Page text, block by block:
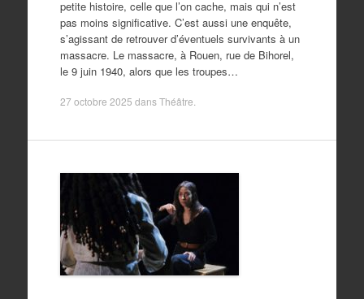
petite histoire, celle que l’on cache, mais qui n’est
pas moins significative. C’est aussi une enquête,
s’agissant de retrouver d’éventuels survivants à un
massacre. Le massacre, à Rouen, rue de Bihorel,
le 9 juin 1940, alors que les troupes…
27 octobre 2025 dansThéâtre